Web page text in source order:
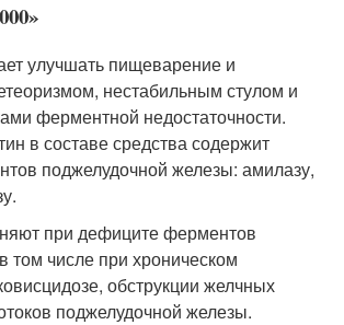
улучшать пищеварение и
нестабильным стулом и
ферментной недостаточности.
в составе средства содержит
поджелудочной железы: амилазу,
при дефиците ферментов
том числе при хроническом
обструкции желчных
поджелудочной железы.